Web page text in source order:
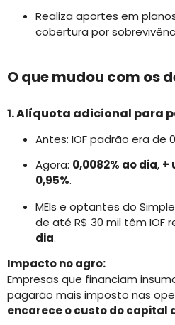
Realiza aportes em
cobertura por
O que mudou com os
1. Alíquota adicional para
Antes: IOF padrão era de
Agora: 0,0082% ao dia, +
0,95%.
MEIs e optantes do
de até R$ 30 mil têm IOF
dia.
Impacto no agro:
Empresas que financiam
pagarão mais imposto nas
encarece o custo do capital